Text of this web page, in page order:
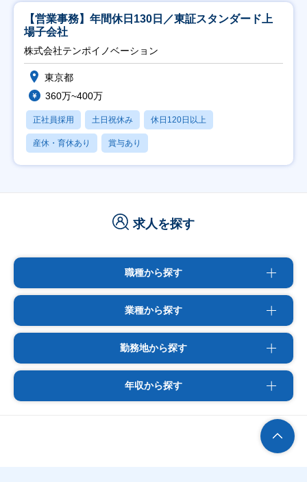
【営業事務】年間休日130日／東証スタンダード上
場子会社
株式会社テンポイノベーション
東京都
360万~400万
正社員採用 土日祝休み 休日120日以上
産休・育休あり 賞与あり
求人を探す
職種から探す
業種から探す
勤務地から探す
年収から探す